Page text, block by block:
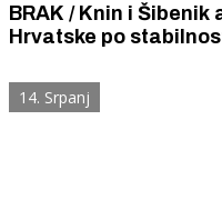
BRAK / Knin i
Hrvatske po
14. Srpanj